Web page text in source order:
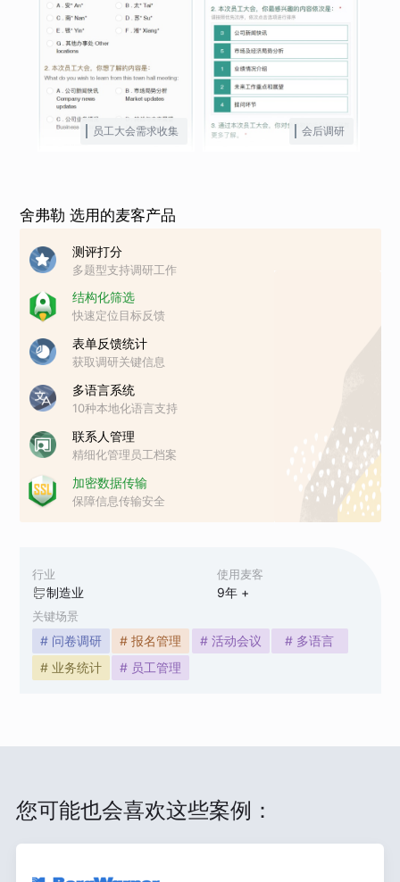
行业
制造业
使用麦客
9年 +
关键场景
# 问卷调研 # 报名管理 # 活动会议
# 多语言
# 业务统计
# 员工管理
员工大会需求收集 会后调研
舍弗勒 选用的麦客产品
测评打分
多题型支持调研工作
结构化筛选
快速定位目标反馈
表单反馈统计
获取调研关键信息
多语言系统
10种本地化语言支持
联系人管理
精细化管理员工档案
加密数据传输
保障信息传输安全
您可能也会喜欢这些案例：